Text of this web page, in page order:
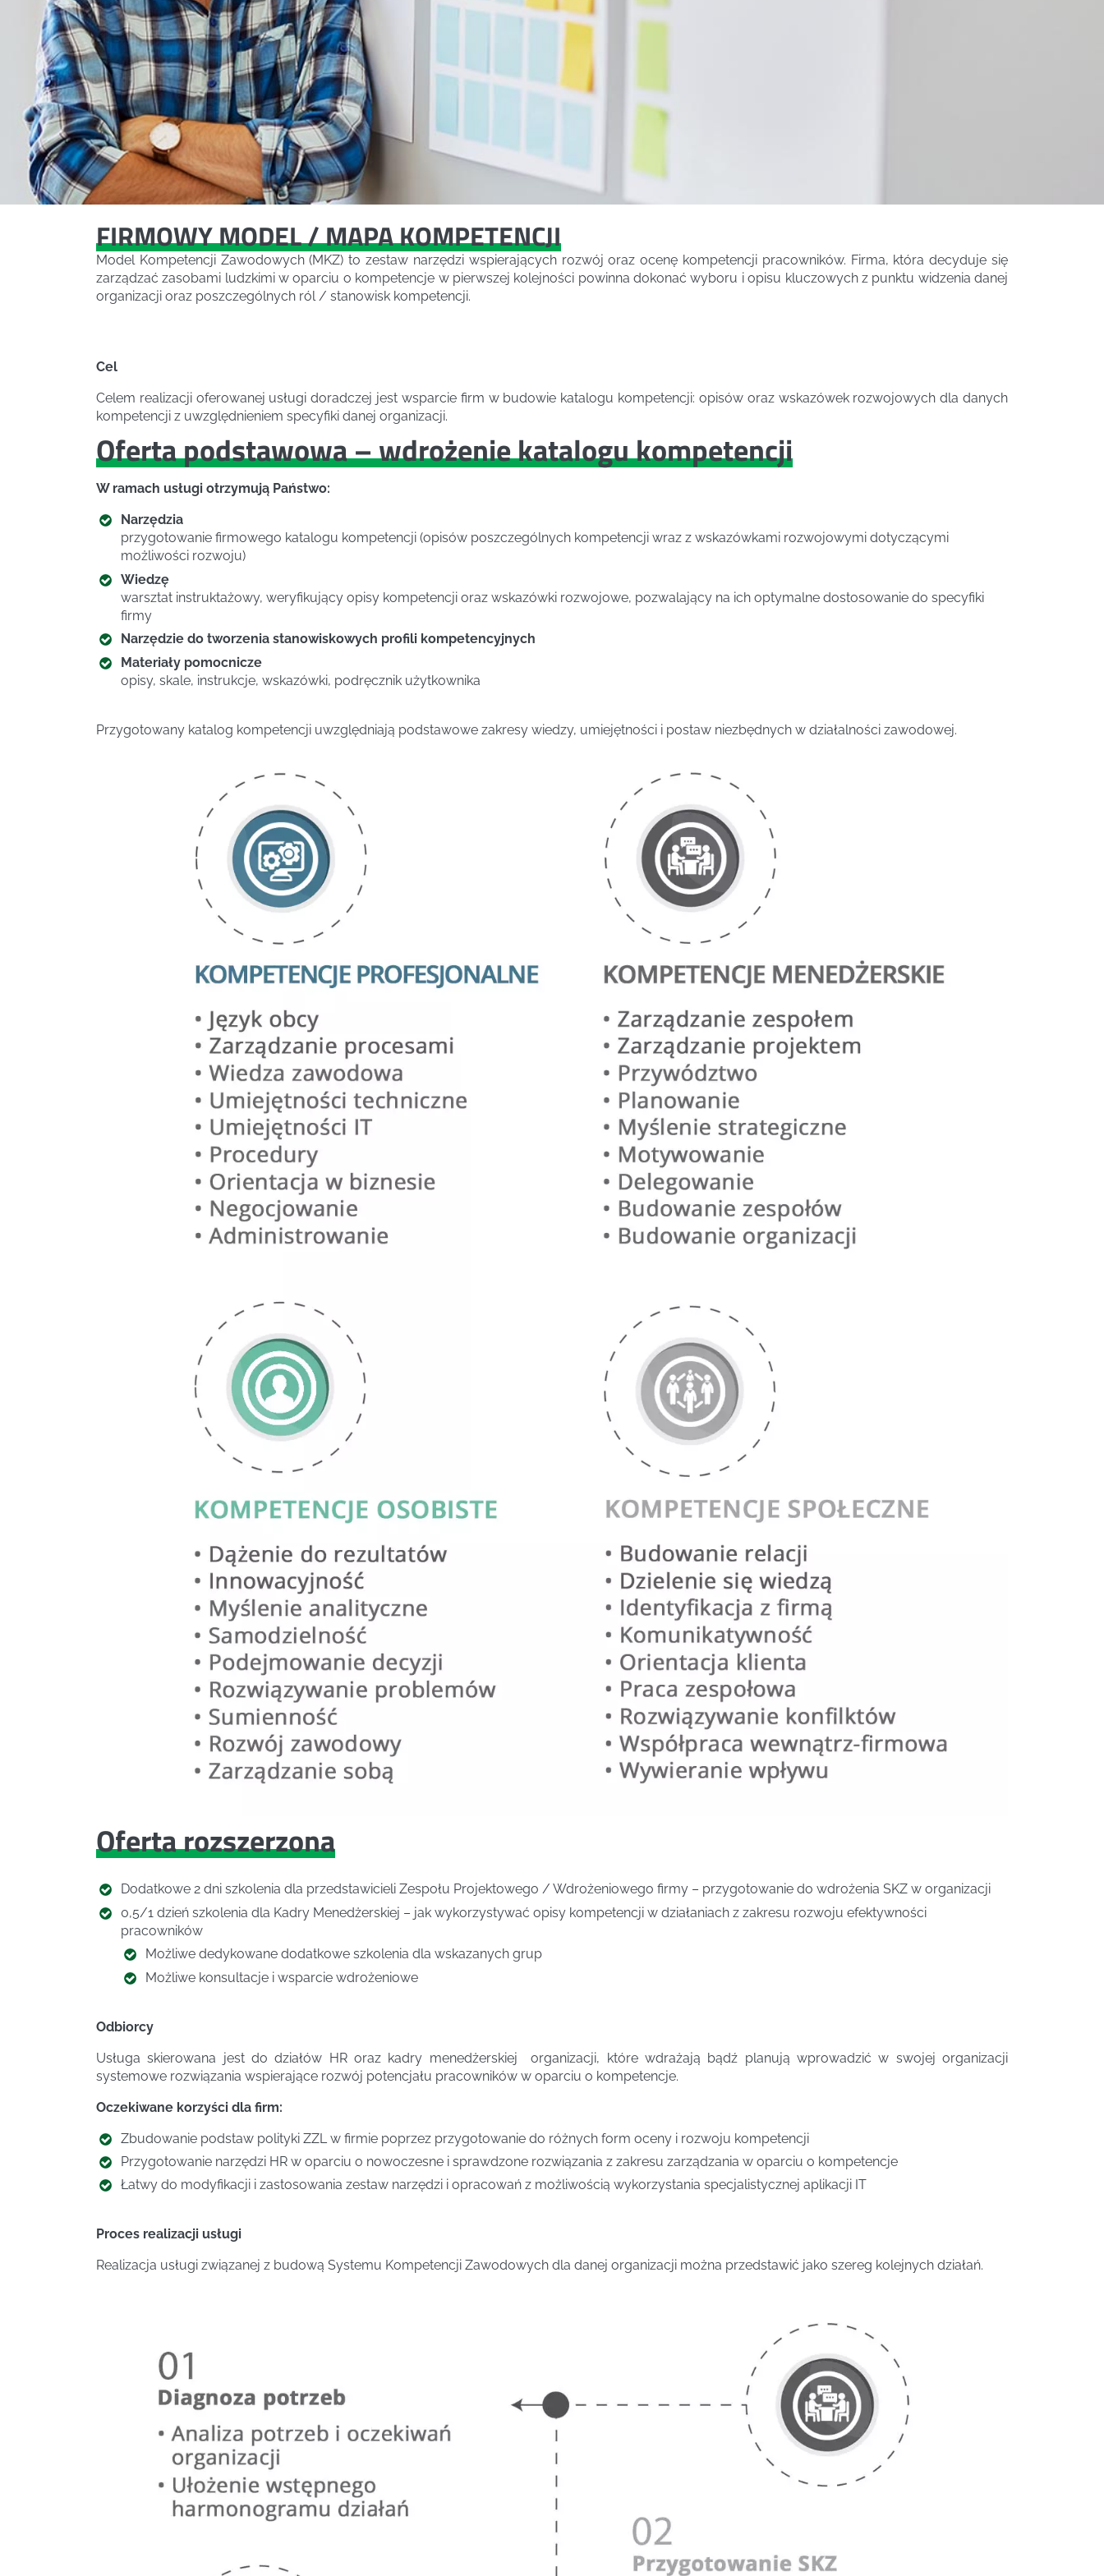
FIRMOWY MODEL / MAPA KOMPETENCJI
Model Kompetencji Zawodowych (MKZ) to zestaw narzędzi wspierających rozwój oraz ocenę kompetencji pracowników. Firma, która decyduje się
zarządzać zasobami ludzkimi w oparciu o kompetencje w pierwszej kolejności powinna dokonać wyboru i opisu kluczowych z punktu widzenia danej
organizacji oraz poszczególnych ról / stanowisk kompetencji.
Cel
Celem realizacji oferowanej usługi doradczej jest wsparcie firm w budowie katalogu kompetencji: opisów oraz wskazówek rozwojowych dla danych
kompetencji z uwzględnieniem specyfiki danej organizacji.
Oferta podstawowa – wdrożenie katalogu kompetencji
W ramach usługi otrzymują Państwo:
Narzędzia
przygotowanie firmowego katalogu kompetencji (opisów poszczególnych kompetencji wraz z wskazówkami rozwojowymi dotyczącymi
możliwości rozwoju)
Wiedzę
warsztat instruktażowy, weryfikujący opisy kompetencji oraz wskazówki rozwojowe, pozwalający na ich optymalne dostosowanie do specyfiki
firmy
Narzędzie do tworzenia stanowiskowych profili kompetencyjnych
Materiały pomocnicze
opisy, skale, instrukcje, wskazówki, podręcznik użytkownika
Przygotowany katalog kompetencji uwzględniają podstawowe zakresy wiedzy, umiejętności i postaw niezbędnych w działalności zawodowej.
Oferta rozszerzona
Dodatkowe 2 dni szkolenia dla przedstawicieli Zespołu Projektowego / Wdrożeniowego firmy – przygotowanie do wdrożenia SKZ w organizacji
0,5/1 dzień szkolenia dla Kadry Menedżerskiej – jak wykorzystywać opisy kompetencji w działaniach z zakresu rozwoju efektywności
pracowników
Możliwe dedykowane dodatkowe szkolenia dla wskazanych grup
Możliwe konsultacje i wsparcie wdrożeniowe
Odbiorcy
Usługa skierowana jest do działów HR oraz kadry menedżerskiej organizacji, które wdrażają bądź planują wprowadzić w swojej organizacji
systemowe rozwiązania wspierające rozwój potencjału pracowników w oparciu o kompetencje.
Oczekiwane korzyści dla firm:
Zbudowanie podstaw polityki ZZL w firmie poprzez przygotowanie do różnych form oceny i rozwoju kompetencji
Przygotowanie narzędzi HR w oparciu o nowoczesne i sprawdzone rozwiązania z zakresu zarządzania w oparciu o kompetencje
Łatwy do modyfikacji i zastosowania zestaw narzędzi i opracowań z możliwością wykorzystania specjalistycznej aplikacji IT
Proces realizacji usługi
Realizacja usługi związanej z budową Systemu Kompetencji Zawodowych dla danej organizacji można przedstawić jako szereg kolejnych działań.